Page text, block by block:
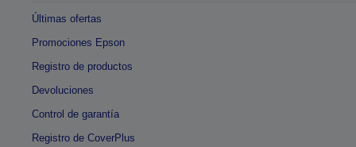
Últimas ofertas
Promociones Epson
Registro de productos
Devoluciones
Control de garantía
Registro de CoverPlus